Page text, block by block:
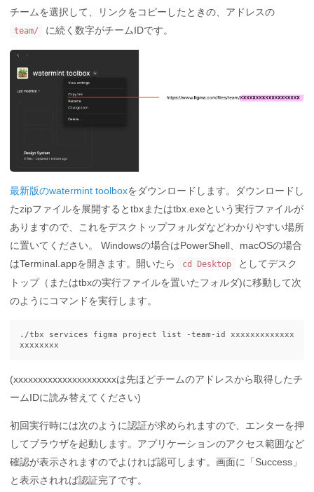
チームを選択して、リンクをコピーしたときの、アドレスの
team/ に続く数字がチームIDです。
最新版のwatermint toolboxをダウンロードします。ダウンロードし
たzipファイルを展開するとtbxまたはtbx.exeという実行ファイルが
ありますので、これをデスクトップフォルダなどわかりやすい場所
に置いてください。 Windowsの場合はPowerShell、macOSの場合
はTerminal.appを開きます。開いたら
cd Desktop
としてデスク
トップ（またはtbxの実行ファイルを置いたフォルダ)に移動して次
のようにコマンドを実行します。
./tbx services figma project list -team-id xxxxxxxxxxxxx
(xxxxxxxxxxxxxxxxxxxxxは先ほどチームのアドレスから取得したチ
ームIDに読み替えてください)
初回実行時には次のように認証が求められますので、エンターを押
してブラウザを起動します。アプリケーションのアクセス範囲など
確認が表示されますのでよければ認可します。画面に「Success」
と表示されれば認証完了です。